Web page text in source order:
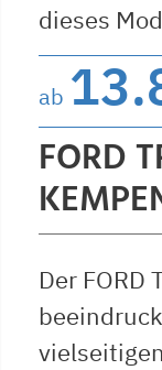
dieses
ab
FORD
Der FORD